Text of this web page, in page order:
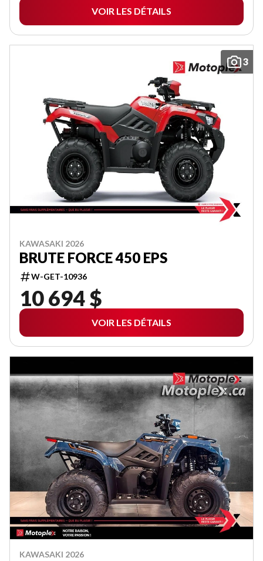
VOIR LES DÉTAILS
3
KAWASAKI 2026
BRUTE FORCE 450 EPS
W-GET-10936
10 694 $
VOIR LES DÉTAILS
KAWASAKI 2026